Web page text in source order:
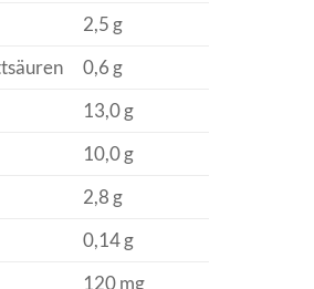
2,5 g
0,6 g
13,0 g
10,0 g
2,8 g
0,14 g
120 mg